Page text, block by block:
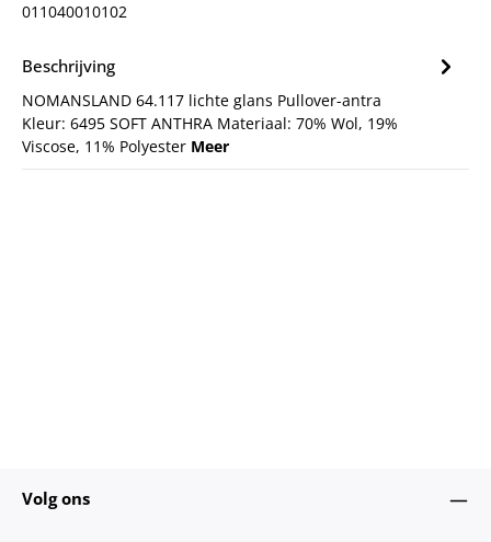
011040010102
Beschrijving
NOMANSLAND 64.117 lichte glans Pullover-antra
Kleur: 6495 SOFT ANTHRA Materiaal: 70% Wol, 19%
Viscose, 11% Polyester Meer
Volg ons